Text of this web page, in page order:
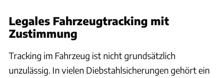
Legales Fahrzeugtracking mit
Zustimmung
Tracking im Fahrzeug ist nicht grundsätzlich
unzulässig. In vielen Diebstahlsicherungen gehört ein